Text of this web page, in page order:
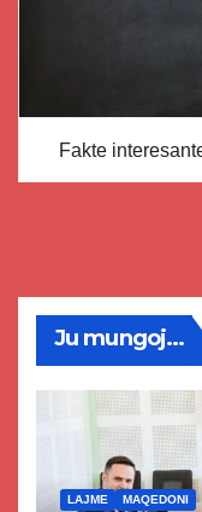
Fakte
Ju mungoj...
LAJME MAQEDONI